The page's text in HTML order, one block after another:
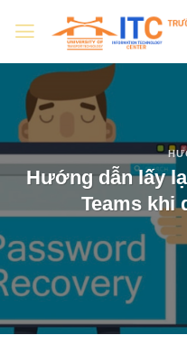
Hướng dẫn lấy
Teams khi